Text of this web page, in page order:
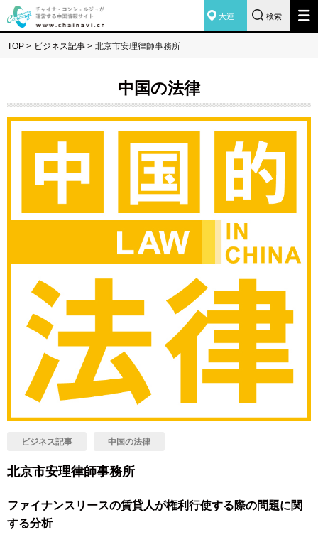
大連 検索
TOP > ビジネス記事 > 北京市安理律師事務所
中国の法律
ビジネス記事 中国の法律
北京市安理律師事務所
ファイナンスリースの賃貸人が権利行使する際の問題に関
する分析